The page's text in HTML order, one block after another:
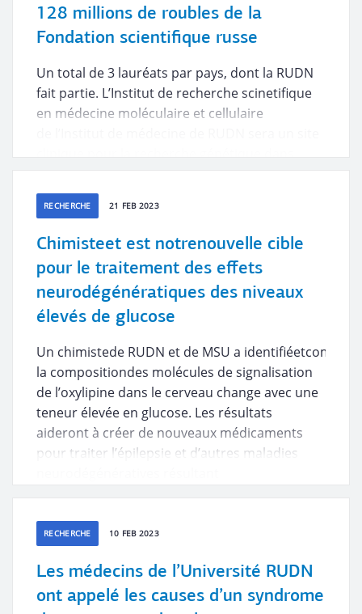
128 millions de roubles de la
Fondation scientifique russe
Un total de 3 lauréats par pays, dont la RUDN
fait partie. L’Institut de recherche scinetifique
en médecine moléculaire et cellulaire
clinique pour la recherche génétique dans
le traitement des sarcomes des tissus mous.
Le projet durera quatre ans.
RECHERCHE 21 FEB 2023
Chimisteet est notrenouvelle cible
pour le traitement des effets
neurodégénératiques des niveaux
élevés de glucose
Un chimistede RUDN et de MSU a
la compositiondes molécules de signalisation
de l’oxylipine dans le cerveau change avec une
teneur élevée en glucose. Les résultats
aideront à créer de nouveaux médicaments
pour traiter l’épilepsie et d’autres maladies
RECHERCHE 10 FEB 2023
Les médecins de l’Université RUDN
ont appelé les causes d’un syndrome